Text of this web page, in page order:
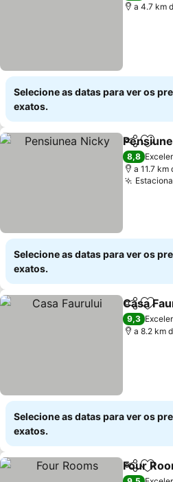
a 4.7 km
Selecione as datas para ver os
exatos.
Partilhar
8,8
a 11.7
Selecione as datas para ver os
exatos.
Partilhar
Casa
9,3
a 8.2 km
Selecione as datas para ver os
exatos.
Partilhar
Four